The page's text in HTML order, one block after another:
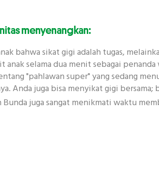
menyenangkan:
bahwa sikat gigi adalah tugas,
anak selama dua menit sebagai
"pahlawan super" yang sedang
Anda juga bisa menyikat gigi
Bunda juga sangat menikmati waktu